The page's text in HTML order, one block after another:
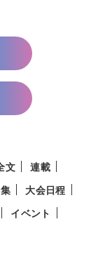
文
連載
大会日程
イベント